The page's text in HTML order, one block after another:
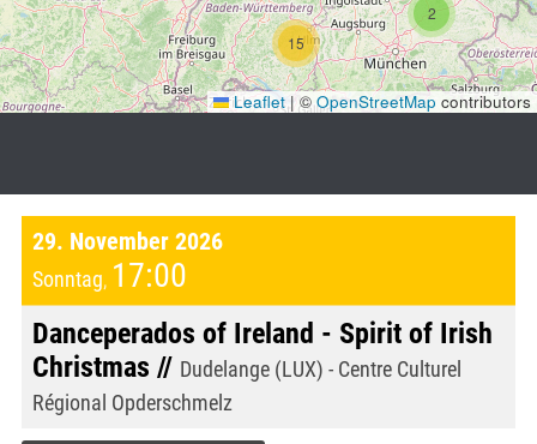
2
15
Leaflet | ©OpenStreetMap contributors
29. November 2026
Sonntag, 17:00
Danceperados of Ireland - Spirit of Irish
Christmas // Dudelange (LUX) - Centre Culturel
Régional Opderschmelz